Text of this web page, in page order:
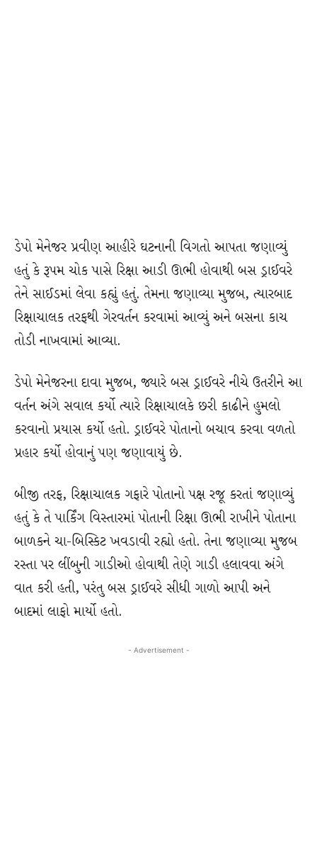
ડેપો મેનેજર પ્રવીણ આહીરે ઘટનાની વિગતો આપતા જણાવ્યું
હતું કે રૂપમ ચોક પાસે રિક્ષા આડી ઊભી હોવાથી બસ ડ્રાઈવરે
તેને સાઈડમાં લેવા કહ્યું હતું. તેમના જણાવ્યા મુજબ, ત્યારબાદ
રિક્ષાચાલક તરફથી ગેરવર્તન કરવામાં આવ્યું અને બસના કાચ
તોડી નાખવામાં આવ્યા.
ડેપો મેનેજરના દાવા મુજબ, જ્યારે બસ ડ્રાઈવરે નીચે ઉતરીને આ
વર્તન અંગે સવાલ કર્યો ત્યારે રિક્ષાચાલકે છરી કાઢીને હુમલો
કરવાનો પ્રયાસ કર્યો હતો. ડ્રાઈવરે પોતાનો બચાવ કરવા વળતો
પ્રહાર કર્યો હોવાનું પણ જણાવાયું છે.
બીજી તરફ, રિક્ષાચાલક ગફારે પોતાનો પક્ષ રજૂ કરતાં જણાવ્યું
હતું કે તે પાર્કિંગ વિસ્તારમાં પોતાની રિક્ષા ઊભી રાખીને પોતાના
બાળકને ચા-બિસ્કિટ ખવડાવી રહ્યો હતો. તેના જણાવ્યા મુજબ
રસ્તા પર લીંબુની ગાડીઓ હોવાથી તેણે ગાડી હલાવવા અંગે
વાત કરી હતી, પરંતુ બસ ડ્રાઈવરે સીધી ગાળો આપી અને
બાદમાં લાફો માર્યો હતો.
- Advertisement -